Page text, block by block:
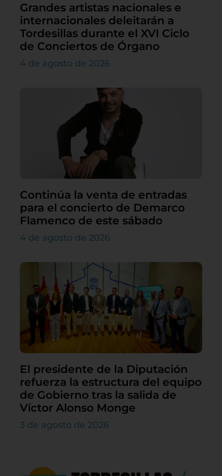
Grandes artistas nacionales e
internacionales deleitarán a
Tordesillas durante el XVI Ciclo
de Conciertos de Órgano
4 de agosto de 2026
Continúa la venta de entradas
para el concierto de Demarco
Flamenco de este sábado
4 de agosto de 2026
El presidente de la Diputación
refuerza la estructura del equipo
de Gobierno tras la salida de
Víctor Alonso Monge
3 de agosto de 2026